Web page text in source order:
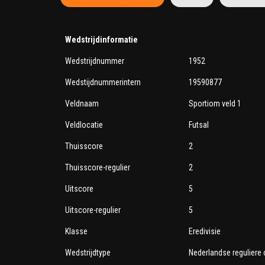
Wedstrijdinformatie
Wedstrijdnummer 1952
Wedstijdnummerintern 19590877
Veldnaam Sportiom veld 1
Veldlocatie Futsal
Thuisscore 2
Thuisscore-regulier 2
Uitscore 5
Uitscore-regulier 5
Klasse Eredivisie
Wedstrijdtype Nederlandse